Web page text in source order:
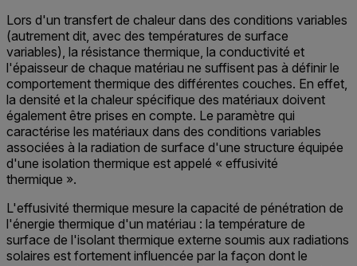
Lors d'un transfert de chaleur dans des conditions variables
(autrement dit, avec des températures de surface
variables), la résistance thermique, la conductivité et
l'épaisseur de chaque matériau ne suffisent pas à définir le
comportement thermique des différentes couches. En effet,
la densité et la chaleur spécifique des matériaux doivent
également être prises en compte. Le paramètre qui
caractérise les matériaux dans des conditions variables
associées à la radiation de surface d'une structure équipée
d'une isolation thermique est appelé « effusivité
thermique ».
L'effusivité thermique mesure la capacité de pénétration de
l'énergie thermique d'un matériau : la température de
surface de l'isolant thermique externe soumis aux radiations
solaires est fortement influencée par la façon dont le